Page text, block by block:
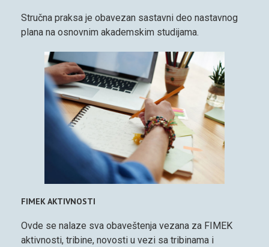
Stručna praksa je obavezan sastavni deo nastavnog
plana na osnovnim akademskim studijama.
FIMEK AKTIVNOSTI
Ovde se nalaze sva obaveštenja vezana za FIMEK
aktivnosti, tribine, novosti u vezi sa tribinama i